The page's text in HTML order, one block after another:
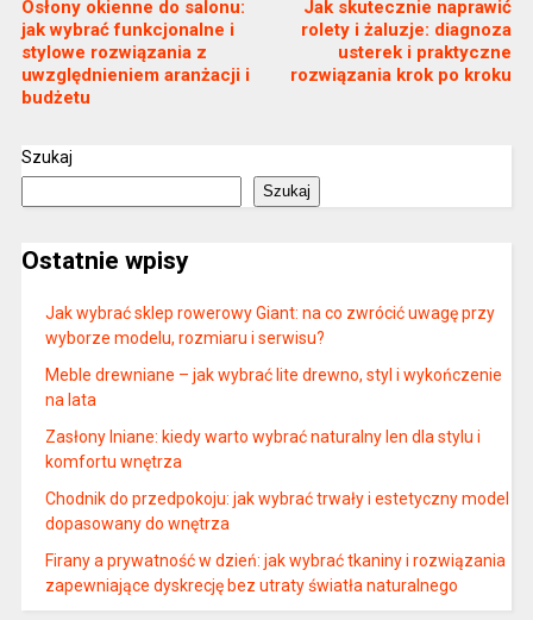
Osłony okienne do salonu:
jak wybrać funkcjonalne i
stylowe rozwiązania z
uwzględnieniem aranżacji i
budżetu
Jak skutecznie naprawić
rolety i żaluzje: diagnoza
usterek i praktyczne
rozwiązania krok po kroku
Szukaj
Szukaj
Ostatnie wpisy
Jak wybrać sklep rowerowy Giant: na co zwrócić uwagę przy
wyborze modelu, rozmiaru i serwisu?
Meble drewniane – jak wybrać lite drewno, styl i wykończenie
na lata
Zasłony lniane: kiedy warto wybrać naturalny len dla stylu i
komfortu wnętrza
Chodnik do przedpokoju: jak wybrać trwały i estetyczny model
dopasowany do wnętrza
Firany a prywatność w dzień: jak wybrać tkaniny i rozwiązania
zapewniające dyskrecję bez utraty światła naturalnego